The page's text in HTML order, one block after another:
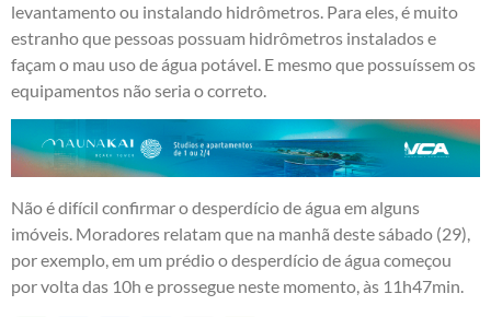
levantamento ou instalando hidrômetros. Para eles, é muito
estranho que pessoas possuam hidrômetros instalados e
façam o mau uso de água potável. E mesmo que possuíssem os
equipamentos não seria o correto.
Não é difícil confirmar o desperdício de água em alguns
imóveis. Moradores relatam que na manhã deste sábado (29),
por exemplo, em um prédio o desperdício de água começou
por volta das 10h e prossegue neste momento, às 11h47min.